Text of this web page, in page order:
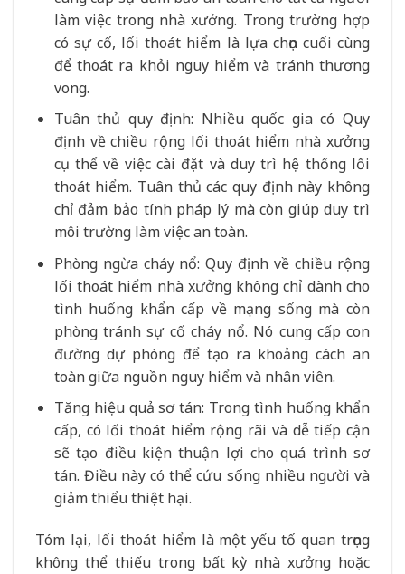
làm việc trong nhà xưởng. Trong trường hợp
có sự cố, lối thoát hiểm là lựa chọn cuối cùng
để thoát ra khỏi nguy hiểm và tránh thương
vong.
Tuân thủ quy định: Nhiều quốc gia có Quy
định về chiều rộng lối thoát hiểm nhà xưởng
cụ thể về việc cài đặt và duy trì hệ thống lối
thoát hiểm. Tuân thủ các quy định này không
chỉ đảm bảo tính pháp lý mà còn giúp duy trì
môi trường làm việc an toàn.
Phòng ngừa cháy nổ: Quy định về chiều rộng
lối thoát hiểm nhà xưởng không chỉ dành cho
tình huống khẩn cấp về mạng sống mà còn
phòng tránh sự cố cháy nổ. Nó cung cấp con
đường dự phòng để tạo ra khoảng cách an
toàn giữa nguồn nguy hiểm và nhân viên.
Tăng hiệu quả sơ tán: Trong tình huống khẩn
cấp, có lối thoát hiểm rộng rãi và dễ tiếp cận
sẽ tạo điều kiện thuận lợi cho quá trình sơ
tán. Điều này có thể cứu sống nhiều người và
giảm thiểu thiệt hại.
Tóm lại, lối thoát hiểm là một yếu tố quan trọng
không thể thiếu trong bất kỳ nhà xưởng hoặc